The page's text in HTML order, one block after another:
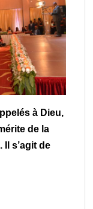
à Dieu,
de la
s’agit de